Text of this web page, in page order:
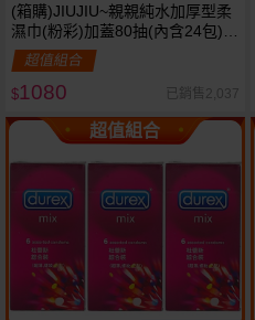
(箱購)JIUJIU~親親純水加厚型柔
濕巾(粉彩)加蓋80抽(內含24包)限
宅配
超值組合
$1080 已銷售2,037
超值組合